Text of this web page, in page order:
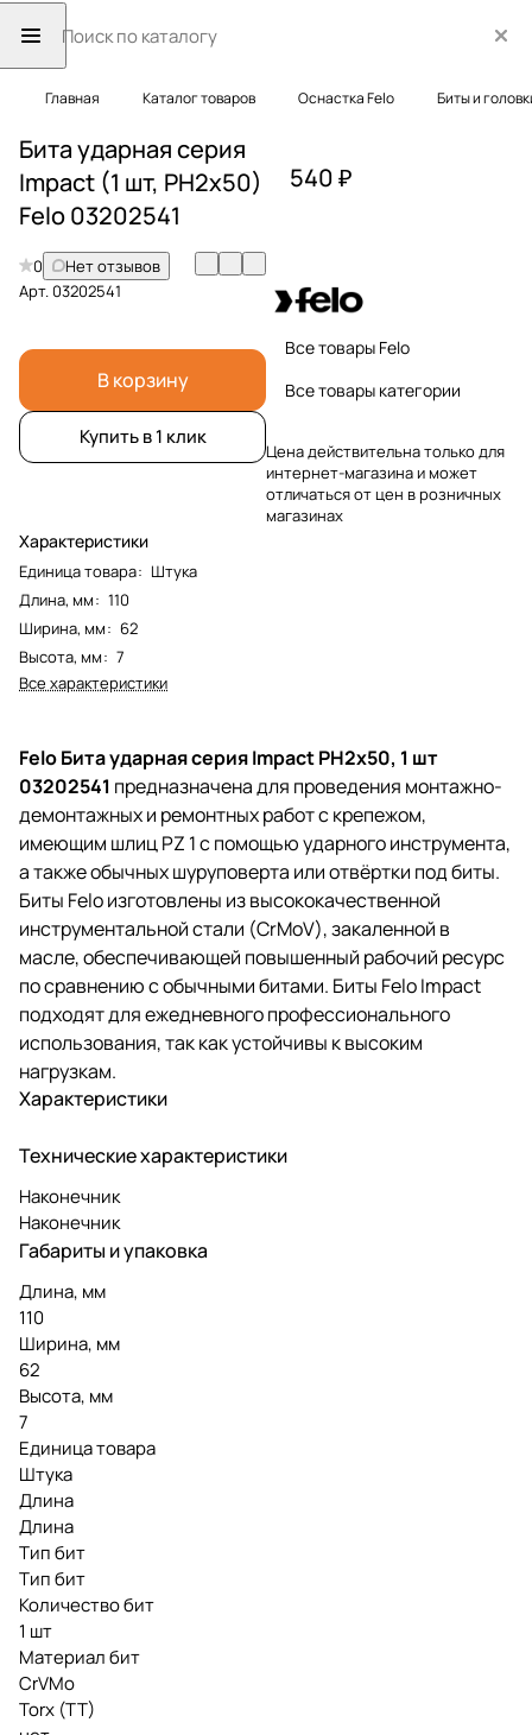
Главная Каталог товаров Оснастка Felo Биты и
Бита ударная серия
Impact (1 шт, PH2x50)
Felo 03202541
0
Нет отзывов
Арт.03202541
В корзину
Купить в 1 клик
Характеристики
Единица товара: Штука
Длина, мм: 110
Ширина, мм: 62
Высота, мм: 7
Все характеристики
540 ₽
Все товары Felo
Все товары категории
Цена действительна только для
интернет-магазина и может
отличаться от цен в розничных
магазинах
Felo Бита ударная серия Impact PH2x50, 1 шт
03202541 предназначена для проведения монтажно-
демонтажных и ремонтных работ с крепежом,
имеющим шлиц PZ 1 с помощью ударного инструмента,
а также обычных шуруповерта или отвёртки под биты.
Биты Felo изготовлены из высококачественной
инструментальной стали (CrMoV), закаленной в
масле, обеспечивающей повышенный рабочий ресурс
по сравнению с обычными битами. Биты Felo Impact
подходят для ежедневного профессионального
использования, так как устойчивы к высоким
нагрузкам.
Характеристики
Технические характеристики
Наконечник
Наконечник
Габариты и упаковка
Длина, мм
110
Ширина, мм
62
Высота, мм
7
Единица товара
Штука
Длина
Длина
Тип бит
Тип бит
Количество бит
1 шт
Материал бит
CrVMo
Torx (TT)